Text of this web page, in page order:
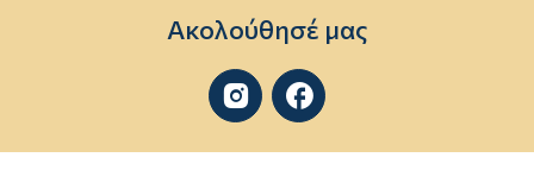
Ακολούθησέ μας
 